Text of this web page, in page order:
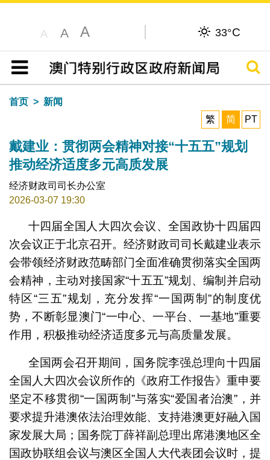
A A A 33°C
目录
搜寻
首页
新闻
繁
简 PT
戴建业：贯彻两会精神对接“十五五”规划
推动经济适度多元高质发展
经济财政司司长办公室
2026-03-07 19:30
十四届全国人大四次会议、全国政协十四届四
次会议正于北京召开。经济财政司司长戴建业表示
会带领经济财政范畴部门全面准确贯彻落实全国两
会精神，主动对接国家“十五五”规划、编制并启动
特区“三五”规划，充分发挥“一国两制”的制度优
势，不断彰显澳门“一中心、一平台、一基地”重要
作用，积极推动经济适度多元与高质量发展。
全国两会召开期间，国务院李强总理向十四届
全国人大四次会议所作的《政府工作报告》重申要
坚定不移贯彻“一国两制”与落实“爱国者治澳”，并
要求提升港澳依法治理效能、支持港澳更好融入国
家发展大局；国务院丁薛祥副总理出席港澳地区全
国政协联组会议与澳区全国人大代表团会议时，提